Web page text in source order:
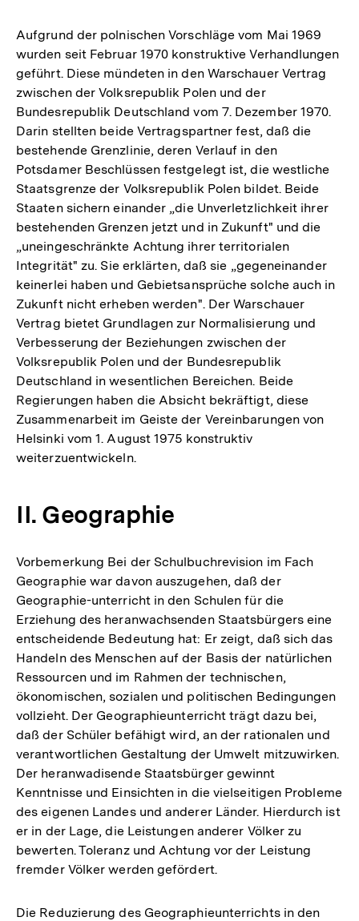
Aufgrund der polnischen Vorschläge vom Mai 1969
wurden seit Februar 1970 konstruktive Verhandlungen
geführt. Diese mündeten in den Warschauer Vertrag
zwischen der Volksrepublik Polen und der
Bundesrepublik Deutschland vom 7. Dezember 1970.
Darin stellten beide Vertragspartner fest, daß die
bestehende Grenzlinie, deren Verlauf in den
Potsdamer Beschlüssen festgelegt ist, die westliche
Staatsgrenze der Volksrepublik Polen bildet. Beide
Staaten sichern einander „die Unverletzlichkeit ihrer
bestehenden Grenzen jetzt und in Zukunft" und die
„uneingeschränkte Achtung ihrer territorialen
Integrität" zu. Sie erklärten, daß sie „gegeneinander
keinerlei haben und Gebietsansprüche solche auch in
Zukunft nicht erheben werden". Der Warschauer
Vertrag bietet Grundlagen zur Normalisierung und
Verbesserung der Beziehungen zwischen der
Volksrepublik Polen und der Bundesrepublik
Deutschland in wesentlichen Bereichen. Beide
Regierungen haben die Absicht bekräftigt, diese
Zusammenarbeit im Geiste der Vereinbarungen von
Helsinki vom 1. August 1975 konstruktiv
weiterzuentwickeln.
II. Geographie
Vorbemerkung Bei der Schulbuchrevision im Fach
Geographie war davon auszugehen, daß der
Geographie-unterricht in den Schulen für die
Erziehung des heranwachsenden Staatsbürgers eine
entscheidende Bedeutung hat: Er zeigt, daß sich das
Handeln des Menschen auf der Basis der natürlichen
Ressourcen und im Rahmen der technischen,
ökonomischen, sozialen und politischen Bedingungen
vollzieht. Der Geographieunterricht trägt dazu bei,
daß der Schüler befähigt wird, an der rationalen und
verantwortlichen Gestaltung der Umwelt mitzuwirken.
Der heranwadisende Staatsbürger gewinnt
Kenntnisse und Einsichten in die vielseitigen Probleme
des eigenen Landes und anderer Länder. Hierdurch ist
er in der Lage, die Leistungen anderer Völker zu
bewerten. Toleranz und Achtung vor der Leistung
fremder Völker werden gefördert.
Die Reduzierung des Geographieunterrichts in den